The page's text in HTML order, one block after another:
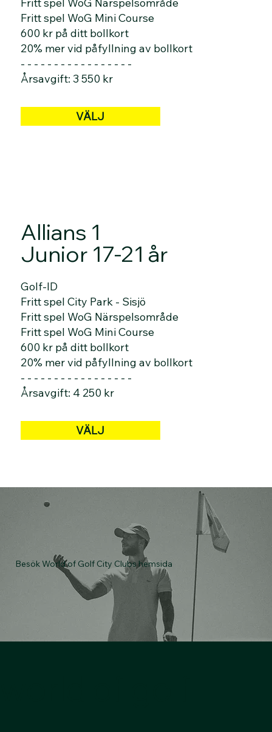
Fritt spel WoG Mini Course
600 kr på ditt bollkort
20% mer vid påfyllning av bollkort
- - - - - - - - - - - - - - - - -
Årsavgift: 3 550 kr
VÄLJ
Allians 1
Junior 17-21 år
Golf-ID
Fritt spel City Park - Sisjö
Fritt spel WoG Närspelsområde
Fritt spel WoG Mini Course
600 kr på ditt bollkort
20% mer vid påfyllning av bollkort
- - - - - - - - - - - - - - - - -
Årsavgift: 4 250 kr
VÄLJ
Besök World of Golf City Clubs hemsida